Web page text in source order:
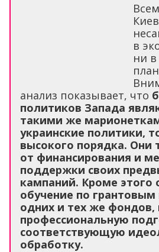
Киев
в
ни
анализ показывает, что
политиков Запада
такими же
украинские политики,
высокого порядка. Они
от финансирования и
поддержки своих
кампаний. Кроме этого
обучение по
одних и тех же
профессиональную
соответствующую
обработку.